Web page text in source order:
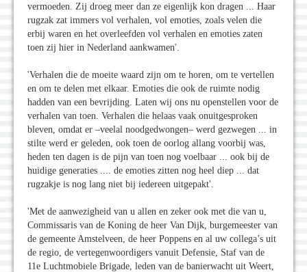
vermoeden. Zij droeg meer dan ze eigenlijk kon dragen ... Haar
rugzak zat immers vol verhalen, vol emoties, zoals velen die
erbij waren en het overleefden vol verhalen en emoties zaten
toen zij hier in Nederland aankwamen'.
'Verhalen die de moeite waard zijn om te horen, om te vertellen
en om te delen met elkaar. Emoties die ook de ruimte nodig
hadden van een bevrijding. Laten wij ons nu openstellen voor de
verhalen van toen. Verhalen die helaas vaak onuitgesproken
bleven, omdat er –veelal noodgedwongen– werd gezwegen ... in
stilte werd er geleden, ook toen de oorlog allang voorbij was,
heden ten dagen is de pijn van toen nog voelbaar ... ook bij de
huidige generaties .... de emoties zitten nog heel diep ... dat
rugzakje is nog lang niet bij iedereen uitgepakt'.
'Met de aanwezigheid van u allen en zeker ook met die van u,
Commissaris van de Koning de heer Van Dijk, burgemeester van
de gemeente Amstelveen, de heer Poppens en al uw collega’s uit
de regio, de vertegenwoordigers vanuit Defensie, Staf van de
11e Luchtmobiele Brigade, leden van de banierwacht uit Weert,